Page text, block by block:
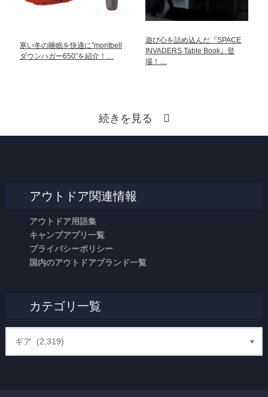
寒い冬の睡眠を快適に”montbell
ダウンハガー650”を紹介！…
遊び心を詰め込んだ『SPACE
INVADERS Table Book』登
場！…
続きを見る
アウトドア関連情報
アウトドア用語集
キャンプアプリ一覧
プライバシーポリシー
国内のアウトドアブランド一覧
カテゴリ一覧